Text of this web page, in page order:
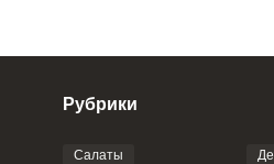
Рубрики
Салаты